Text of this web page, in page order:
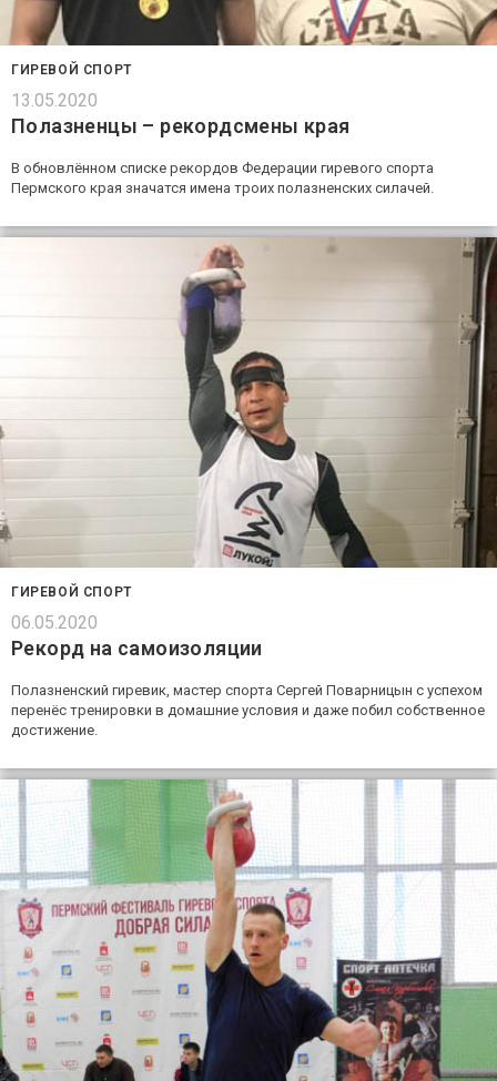
ГИРЕВОЙ СПОРТ
13.05.2020
Полазненцы – рекордсмены края
В обновлённом списке рекордов Федерации гиревого спорта
Пермского края значатся имена троих полазненских силачей.
ГИРЕВОЙ СПОРТ
06.05.2020
Рекорд на самоизоляции
Полазненский гиревик, мастер спорта Сергей Поварницын с успехом
перенёс тренировки в домашние условия и даже побил собственное
достижение.